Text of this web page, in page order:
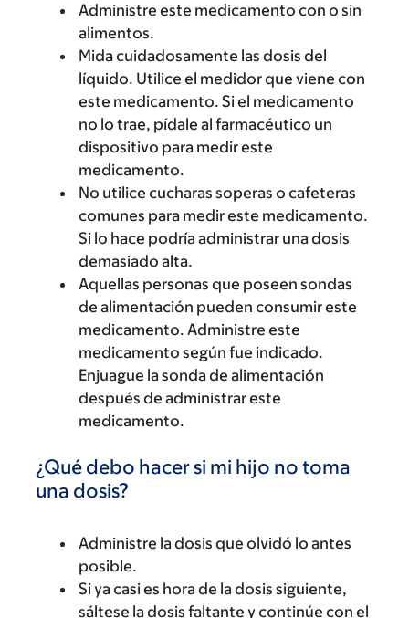
Administre este medicamento con o sin
alimentos.
Mida cuidadosamente las dosis del
líquido. Utilice el medidor que viene con
este medicamento. Si el medicamento
no lo trae, pídale al farmacéutico un
dispositivo para medir este
medicamento.
No utilice cucharas soperas o cafeteras
comunes para medir este medicamento.
Si lo hace podría administrar una dosis
demasiado alta.
Aquellas personas que poseen sondas
de alimentación pueden consumir este
medicamento. Administre este
medicamento según fue indicado.
Enjuague la sonda de alimentación
después de administrar este
medicamento.
¿Qué debo hacer si mi hijo no toma
una dosis?
Administre la dosis que olvidó lo antes
posible.
Si ya casi es hora de la dosis siguiente,
sáltese la dosis faltante y continúe con el